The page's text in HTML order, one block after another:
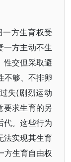
方生育权受
一方主动不生
性交但采取避
不够、不排卵
失(剧烈运动
要求生育的另
代。这些行为
法实现其生育
方生育自由权